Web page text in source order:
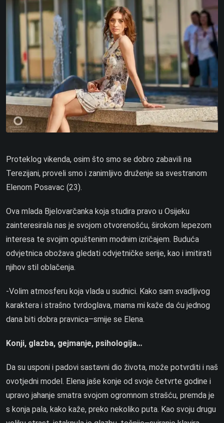
Proteklog vikenda, osim što smo se dobro zabavili na
Terezijani, proveli smo i zanimljivo druženje sa svestranom
Elenom Posavac (23).
Ova mlada Bjelovarčanka koja studira pravo u Osijeku
zainteresirala nas je svojom otvorenošću, širokom lepezom
interesa te svojim opuštenim modnim izričajem. Buduća
odvjetnica obožava gledati odvjetničke serije, kao i imitirati
njihov stil oblačenja.
-Volim atmosferu koja vlada u sudnici. Kako sam svadljivog
karaktera i strašno tvrdoglava, mama mi kaže da ću jednog
dana biti dobra pravnica–smije se Elena.
Konji, glazba, gejmanje, psihologija…
Da su usponi i padovi sastavni dio života, može potvrditi i naš
ovotjedni model. Elena jaše konje od svoje četvrte godine i
upravo jahanje smatra svojom ogromnom strašću, premda je
s konja pala, kako kaže, preko nekoliko puta. Kao svoju drugu